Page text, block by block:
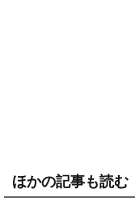
ほかの記事も読む